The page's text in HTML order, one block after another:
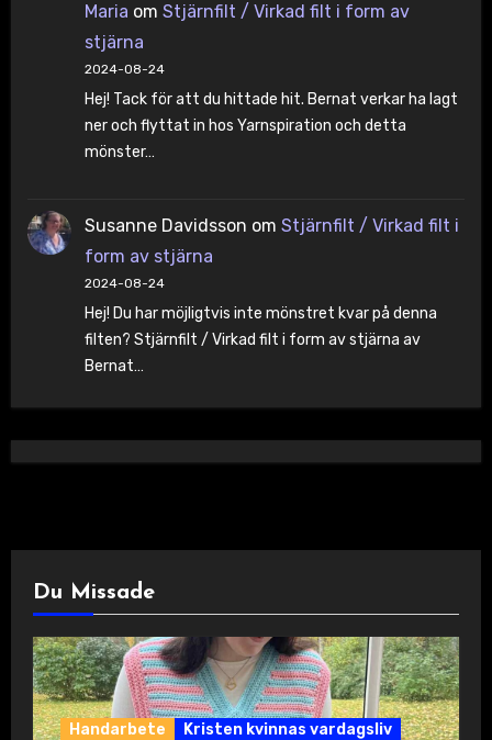
Maria om Stjärnfilt / Virkad filt i form av
stjärna
2024-08-24
Hej! Tack för att du hittade hit. Bernat verkar ha lagt
ner och flyttat in hos Yarnspiration och detta
mönster…
Susanne Davidsson om Stjärnfilt / Virkad filt i
form av stjärna
2024-08-24
Hej! Du har möjligtvis inte mönstret kvar på denna
filten? Stjärnfilt / Virkad filt i form av stjärna av
Bernat…
Du Missade
Handarbete
Kristen kvinnas vardagsliv